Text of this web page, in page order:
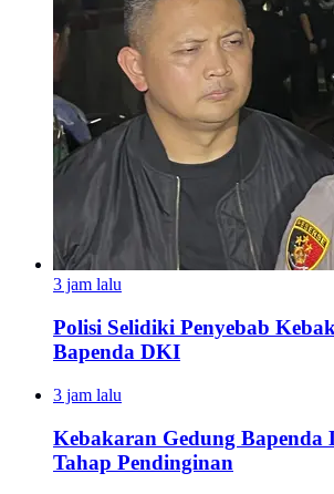
3 jam lalu
Polisi Selidiki Penyebab
Bapenda DKI
3 jam lalu
Kebakaran Gedung Bapenda
Tahap Pendinginan